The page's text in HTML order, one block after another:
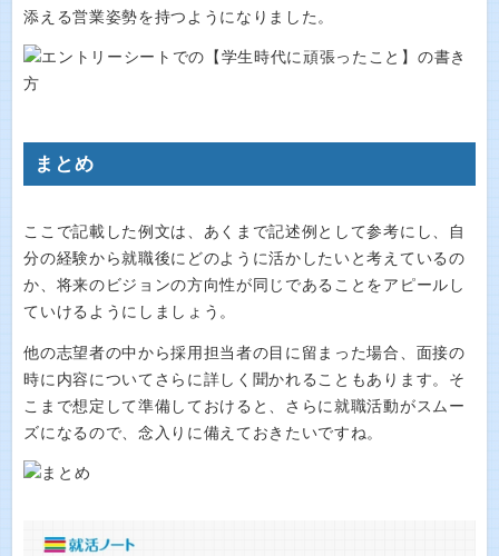
添える営業姿勢を持つようになりました。
まとめ
ここで記載した例文は、あくまで記述例として参考にし、自
分の経験から就職後にどのように活かしたいと考えているの
か、将来のビジョンの方向性が同じであることをアピールし
ていけるようにしましょう。
他の志望者の中から採用担当者の目に留まった場合、面接の
時に内容についてさらに詳しく聞かれることもあります。そ
こまで想定して準備しておけると、さらに就職活動がスムー
ズになるので、念入りに備えておきたいですね。